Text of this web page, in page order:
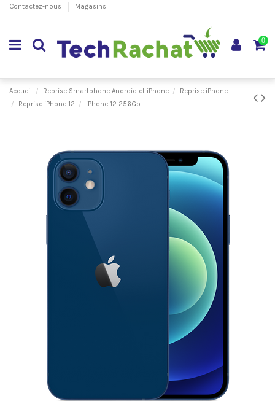
Contactez-nous Magasins
0
Accueil Reprise Smartphone Android et iPhone
Reprise iPhone
Reprise iPhone 12
iPhone 12 256Go